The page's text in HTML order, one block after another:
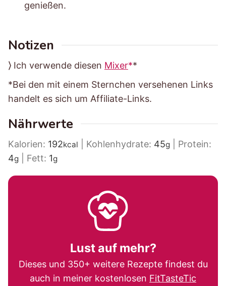
genießen.
Notizen
⟩ Ich verwende diesen Mixer *
*Bei den mit einem Sternchen versehenen Links
handelt es sich um Affiliate-Links.
Nährwerte
Kalorien: 192kcal Kohlenhydrate: 45g
Protein:
4g Fett: 1g
Lust auf mehr?
Dieses und 350+ weitere Rezepte findest du
auch in meiner kostenlosen FitTasteTic